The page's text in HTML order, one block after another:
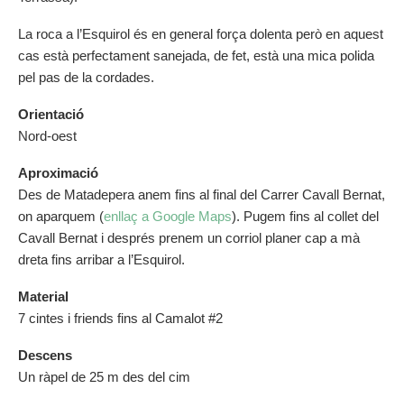
La roca a l’Esquirol és en general força dolenta però en aquest
cas està perfectament sanejada, de fet, està una mica polida
pel pas de la cordades.
Orientació
Nord-oest
Aproximació
Des de Matadepera anem fins al final del Carrer Cavall Bernat,
on aparquem (enllaç a Google Maps). Pugem fins al collet del
Cavall Bernat i després prenem un corriol planer cap a mà
dreta fins arribar a l’Esquirol.
Material
7 cintes i friends fins al Camalot #2
Descens
Un ràpel de 25 m des del cim